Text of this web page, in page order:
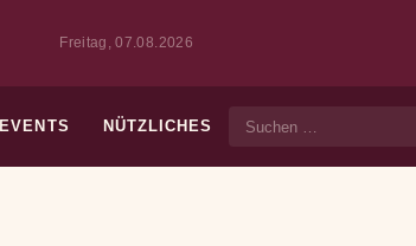
Freitag, 07.08.2026
EVENTS NÜTZLICHES